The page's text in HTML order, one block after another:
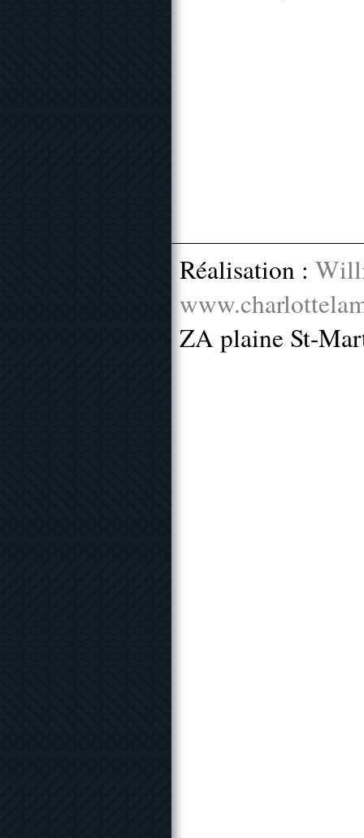
Réalisation :
ZA plaine St-